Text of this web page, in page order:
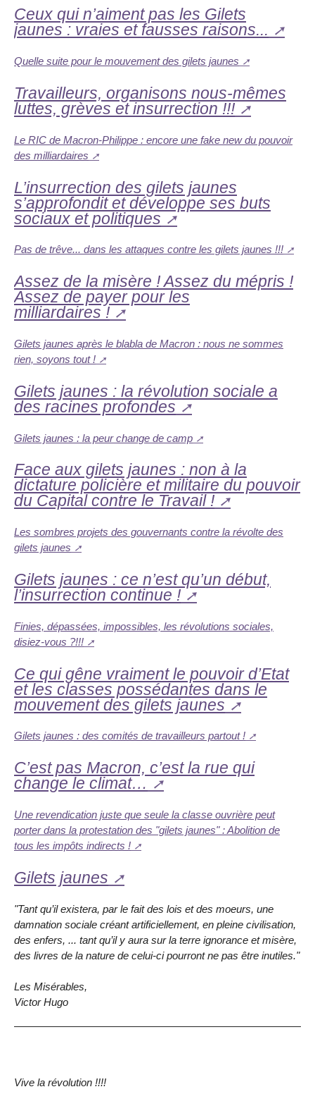
Ceux qui n’aiment pas les Gilets
jaunes : vraies et fausses raisons...
Quelle suite pour le mouvement des gilets jaunes
Travailleurs, organisons nous-mêmes
luttes, grèves et insurrection !!!
Le RIC de Macron-Philippe : encore une fake new du pouvoir
des milliardaires
L’insurrection des gilets jaunes
s’approfondit et développe ses buts
sociaux et politiques
Pas de trêve... dans les attaques contre les gilets jaunes !!!
Assez de la misère ! Assez du mépris !
Assez de payer pour les
milliardaires !
Gilets jaunes après le blabla de Macron : nous ne sommes
rien, soyons tout !
Gilets jaunes : la révolution sociale a
des racines profondes
Gilets jaunes : la peur change de camp
Face aux gilets jaunes : non à la
dictature policière et militaire du pouvoir
du Capital contre le Travail !
Les sombres projets des gouvernants contre la révolte des
gilets jaunes
Gilets jaunes : ce n’est qu’un début,
l’insurrection continue !
Finies, dépassées, impossibles, les révolutions sociales,
disiez-vous ?!!!
Ce qui gêne vraiment le pouvoir d’Etat
et les classes possédantes dans le
mouvement des gilets jaunes
Gilets jaunes : des comités de travailleurs partout !
C’est pas Macron, c’est la rue qui
change le climat…
Une revendication juste que seule la classe ouvrière peut
porter dans la protestation des "gilets jaunes" : Abolition de
tous les impôts indirects !
Gilets jaunes
"Tant qu’il existera, par le fait des lois et des moeurs, une
damnation sociale créant artificiellement, en pleine civilisation,
des enfers, ... tant qu’il y aura sur la terre ignorance et misère,
des livres de la nature de celui-ci pourront ne pas être inutiles."
Les Misérables,
Victor Hugo
Vive la révolution !!!!